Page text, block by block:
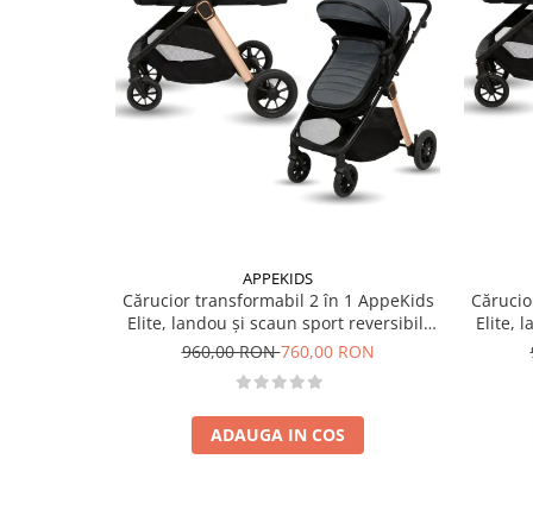
APPEKIDS
Cărucior transformabil 2 în 1 AppeKids
Elite, landou și scaun sport reversibil,
suspensii, adaptori scoică auto, până la
960,00 RON760,00 RON
ADAUGA IN COS
Elite,